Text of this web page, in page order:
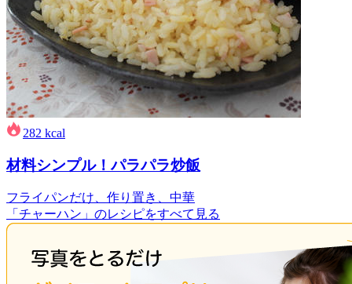
282 kcal
材料シンプル！パラパラ炒飯
フライパンだけ、作り置き、中華
「チャーハン」のレシピをすべて見る